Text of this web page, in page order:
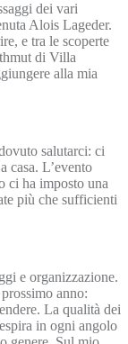
dei vari
Alois Lageder.
e tra le scoperte
di Villa
alla mia
salutarci: ci
casa. L’evento
ci ha imposto una
più che sufficienti
e organizzazione.
anno:
La qualità dei
in ogni angolo